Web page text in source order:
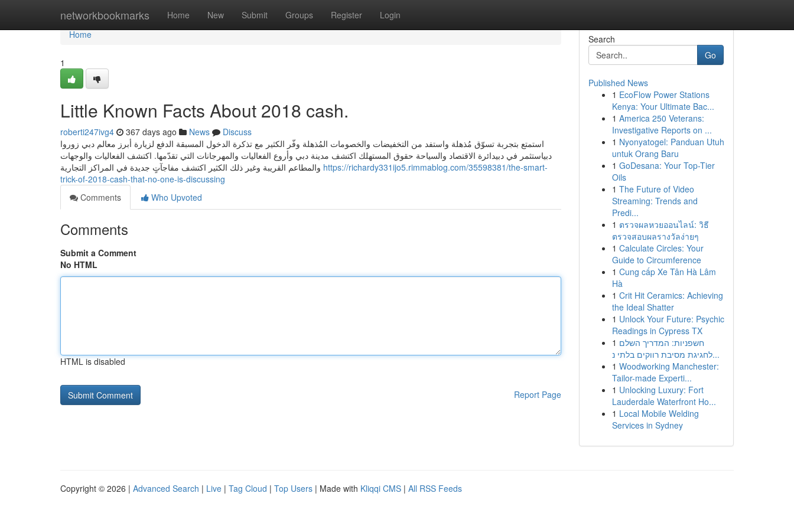
networkbookmarks Home New Submit Groups Register Login
Home
Home
1
Little Known Facts About 2018 cash.
roberti247ivg4 367 days ago News
Discuss
استمتع بتجربة تسوّق مُذهلة واستفد من التخفيضات والخصومات المُذهلة وفّر الكثير مع تذكرة الدخول المسبقة الدفع لزيارة أبرز معالم دبي زوروا
دبياستثمر في دبيدائرة الاقتصاد والسياحة حقوق المستهلك اكتشف مدينة دبي وأروع الفعاليات والمهرجانات التي تقدّمها. اكتشف الفعاليات والوجهات
https://richardy331ijo5.rimmablog.com/35598381/the-smart-
trick-of-2018-cash-that-no-one-is-discussing
Comments
Who Upvoted
Comments
Submit a Comment
No HTML
HTML is disabled
Report Page
Search
Go
Published News
1 EcoFlow Power Stations
Kenya: Your Ultimate Bac...
1 America 250 Veterans:
Investigative Reports on ...
1 Nyonyatogel: Panduan Utuh
untuk Orang Baru
1 GoDesana: Your Top-Tier
Oils
1 The Future of Video
Streaming: Trends and
Predi...
1 ตรวจผลหวยออนไลน์: วิธี
ตรวจสอบผลรางวัลง่ายๆ
1 Calculate Circles: Your
Guide to Circumference
1 Cung cấp Xe Tân Hà Lâm
Hà
1 Crit Hit Ceramics: Achieving
the Ideal Shatter
1 Unlock Your Future: Psychic
Readings in Cypress TX
1 חשפניות: המדריך השלם
לחגיגת מסיבת רווקים בלתי נ...
1 Woodworking Manchester:
Tailor-made Experti...
1 Unlocking Luxury: Fort
Lauderdale Waterfront Ho...
1 Local Mobile Welding
Services in Sydney
Copyright © 2026 | Advanced Search | Live | Tag Cloud | Top Users | Made with Kliqqi CMS | All RSS Feeds